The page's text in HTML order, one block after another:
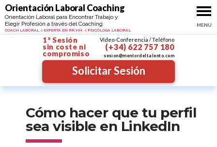
Orientacion personal y profesional
Orientación Laboral Coaching Coach Psicóloga
Orientación Laboral para Encontrar Trabajo y
Elegir Profesión a través del Coaching
MAYTE SANTIBÁÑEZ
COACH LABORAL & EXPERTA EN RR.HH. & PSICÓLOGA LABORAL
Vídeo-Conferencia / Teléfono
1ª Sesión
sin coste ni
compromiso
(+34) 622 757 180
Solicitar Sesión
sesion@mentordeltalento.com
MENÚ
Ir al contenido
Cómo hacer que tu perfil
sea visible en LinkedIn